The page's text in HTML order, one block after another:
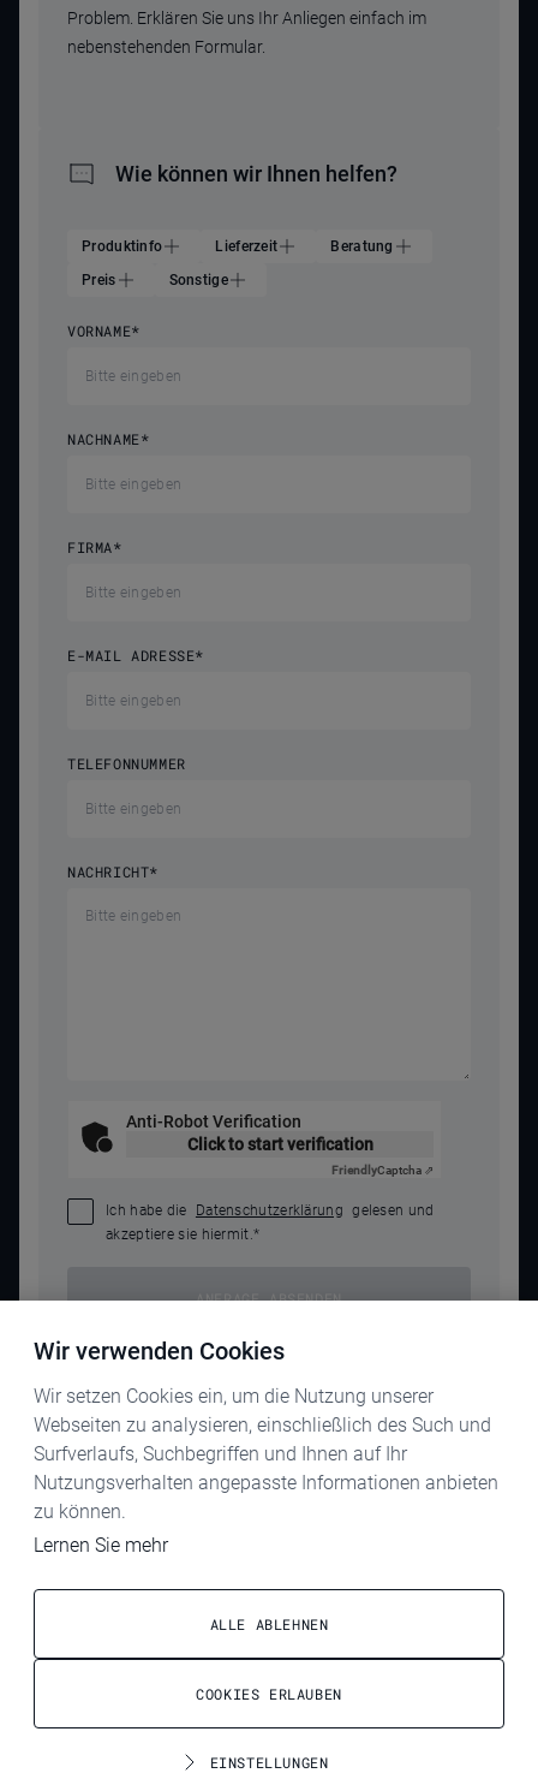
Problem. Erklären Sie uns Ihr Anliegen einfach im
nebenstehenden Formular.
Wie können wir Ihnen helfen?
Produktinfo Lieferzeit
Beratung
Preis
Sonstige
VORNAME*
NACHNAME*
FIRMA*
E-MAIL ADRESSE*
TELEFONNUMMER
NACHRICHT*
Anti-Robot Verification
Click to start verification
FriendlyCaptcha ⇗
Ich habe die Datenschutzerklärung gelesen und
akzeptiere sie hiermit.*
ANFRAGE ABSENDEN
KARRIERE
AGB
COOKIE-EINSTELLUNGEN
Wir verwenden Cookies
Wir setzen Cookies ein, um die Nutzung unserer
Webseiten zu analysieren, einschließlich des Such und
Surfverlaufs, Suchbegriffen und Ihnen auf Ihr
Nutzungsverhalten angepasste Informationen anbieten
zu können.
Lernen Sie mehr
ALLE ABLEHNEN
COOKIES ERLAUBEN
EINSTELLUNGEN